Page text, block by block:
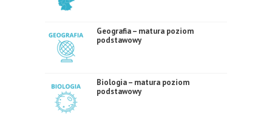
Geografia – matura poziom
podstawowy
Biologia – matura poziom
podstawowy